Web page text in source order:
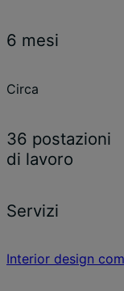
6 mesi
Circa
36 postazioni
di lavoro
Servizi
Interior design